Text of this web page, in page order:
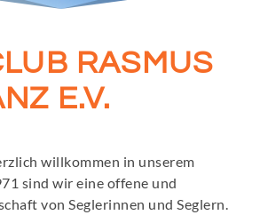
RASMUS
E.V.
willkommen in unserem
sind wir eine offene und
von Seglerinnen und Seglern.